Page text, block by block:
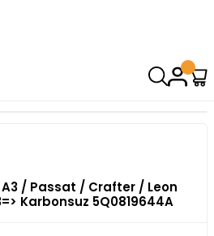
/ Passat / Crafter / Leon
Karbonsuz 5Q0819644A